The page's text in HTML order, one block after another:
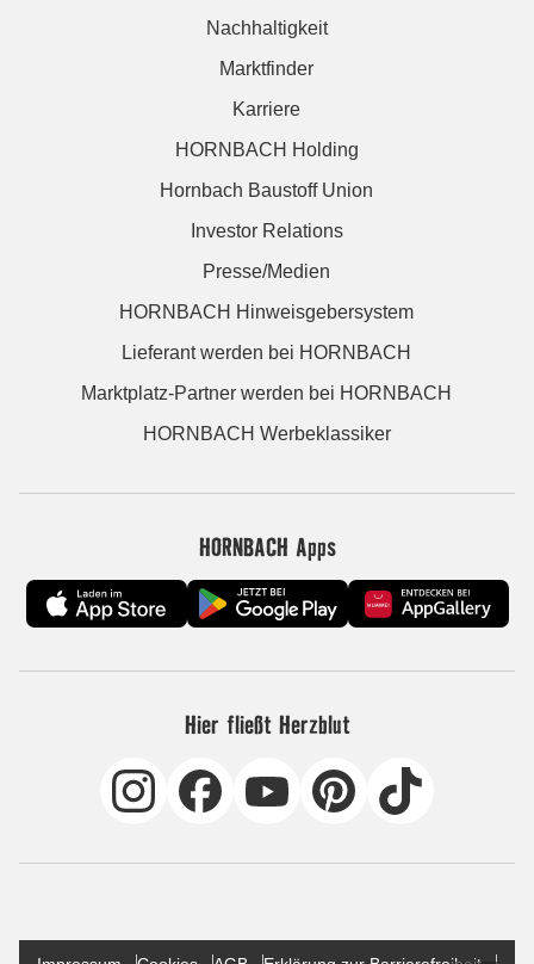
Nachhaltigkeit
Marktfinder
Karriere
HORNBACH Holding
Hornbach Baustoff Union
Investor Relations
Presse/Medien
HORNBACH Hinweisgebersystem
Lieferant werden bei HORNBACH
Marktplatz-Partner werden bei HORNBACH
HORNBACH Werbeklassiker
HORNBACH Apps
Hier fließt Herzblut